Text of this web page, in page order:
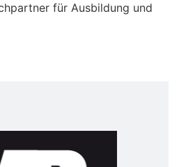
für Ausbildung und